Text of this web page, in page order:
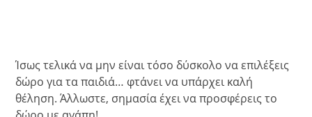
Ίσως τελικά να μην είναι τόσο δύσκολο να επιλέξεις
δώρο για τα παιδιά… φτάνει να υπάρχει καλή
θέληση. Άλλωστε, σημασία έχει να προσφέρεις το